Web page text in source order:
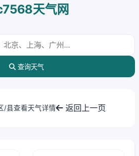
天气网
查询天气
/县查看天气详情 返回上一页